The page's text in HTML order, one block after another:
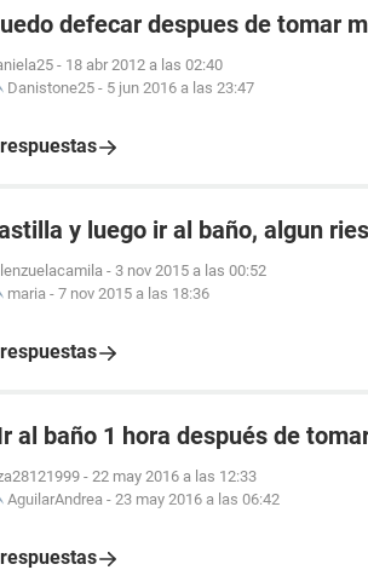
defecar despues de tomar
- 18 abr 2012 a las 02:40
Danistone25 - 5 jun 2016 a las 23:47
y luego ir al baño, algun
- 3 nov 2015 a las 00:52
maria - 7 nov 2015 a las 18:36
al baño 1 hora después de
- 22 may 2016 a las 12:33
AguilarAndrea - 23 may 2016 a las 06:42